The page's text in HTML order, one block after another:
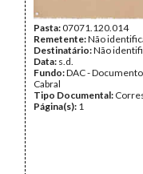
Pasta:07071.120.014
Remetente:Não
Destinatário:Não
Data: s.d.
Fundo:DAC -
Cabral
Tipo Documental:
Página(s): 1